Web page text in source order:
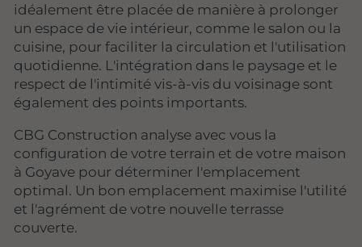
idéalement être placée de manière à prolonger
un espace de vie intérieur, comme le salon ou la
cuisine, pour faciliter la circulation et l'utilisation
quotidienne. L'intégration dans le paysage et le
respect de l'intimité vis-à-vis du voisinage sont
également des points importants.
CBG Construction analyse avec vous la
configuration de votre terrain et de votre maison
à Goyave pour déterminer l'emplacement
optimal. Un bon emplacement maximise l'utilité
et l'agrément de votre nouvelle terrasse
couverte.